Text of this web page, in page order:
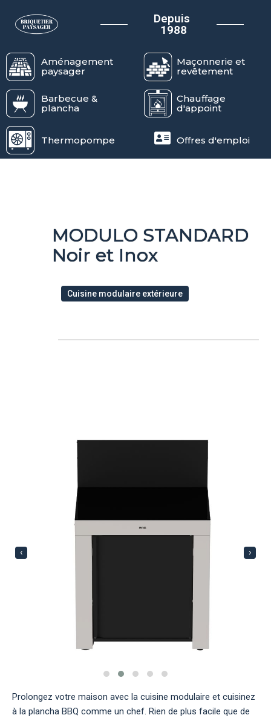
Depuis
1988
Aménagement
paysager
Maçonnerie et
revêtement
Barbecue &
plancha
Chauffage
d'appoint
Thermopompe Offres d'emploi
MODULO STANDARD
Noir et Inox
Cuisine modulaire extérieure
‹ ›
Prolongez votre maison avec la cuisine modulaire et cuisinez
à la plancha BBQ comme un chef. Rien de plus facile que de